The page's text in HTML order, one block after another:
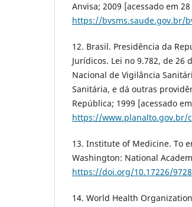
Anvisa; 2009 [acessado em
https://bvsms.saude.gov.br/
12. Brasil. Presidência da
Jurídicos. Lei no 9.782, de 26
Nacional de Vigilância
Sanitária, e dá outras
República; 1999 [acessado
https://www.planalto.gov.br/
13. Institute of Medicine. To
Washington: National
https://doi.org/10.17226/9728
14. World Health